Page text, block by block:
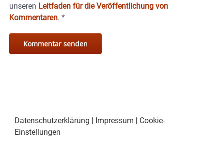
unseren Leitfaden für die Veröffentlichung von
Kommentaren. *
Datenschutzerklärung Impressum
Cookie-
Einstellungen